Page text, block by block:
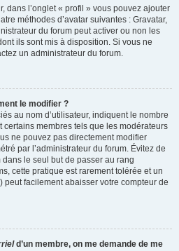
dans l’onglet « profil » vous pouvez ajouter
méthodes d’avatar suivantes : Gravatar,
du forum peut activer ou non les
ils sont mis à disposition. Si vous ne
un administrateur du forum.
le modifier ?
au nom d’utilisateur, indiquent le nombre
membres tels que les modérateurs
ne pouvez pas directement modifier
par l’administrateur du forum. Évitez de
le seul but de passer au rang
cette pratique est rarement tolérée et un
facilement abaisser votre compteur de
d’un membre, on me demande de me